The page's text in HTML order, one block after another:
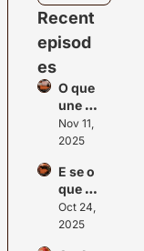
Recent
episod
es
O que
une
Multif
amily,
s
Privad
os,
Reside
Nov 11,
2025
E se o
que
você
mais
Oct 24,
2025